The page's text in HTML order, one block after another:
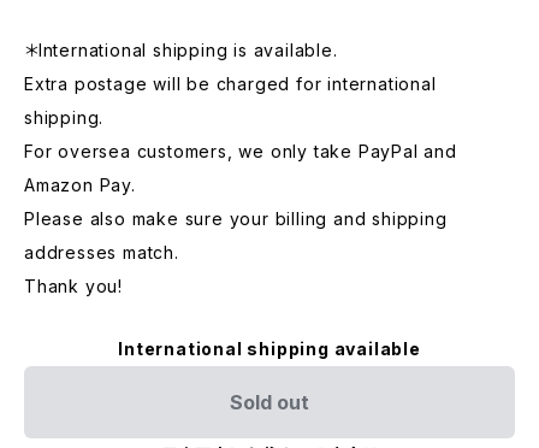
＊International shipping is available.
Extra postage will be charged for international
shipping.
For oversea customers, we only take PayPal and
Amazon Pay.
Please also make sure your billing and shipping
addresses match.
Thank you!
International shipping available
Sold out